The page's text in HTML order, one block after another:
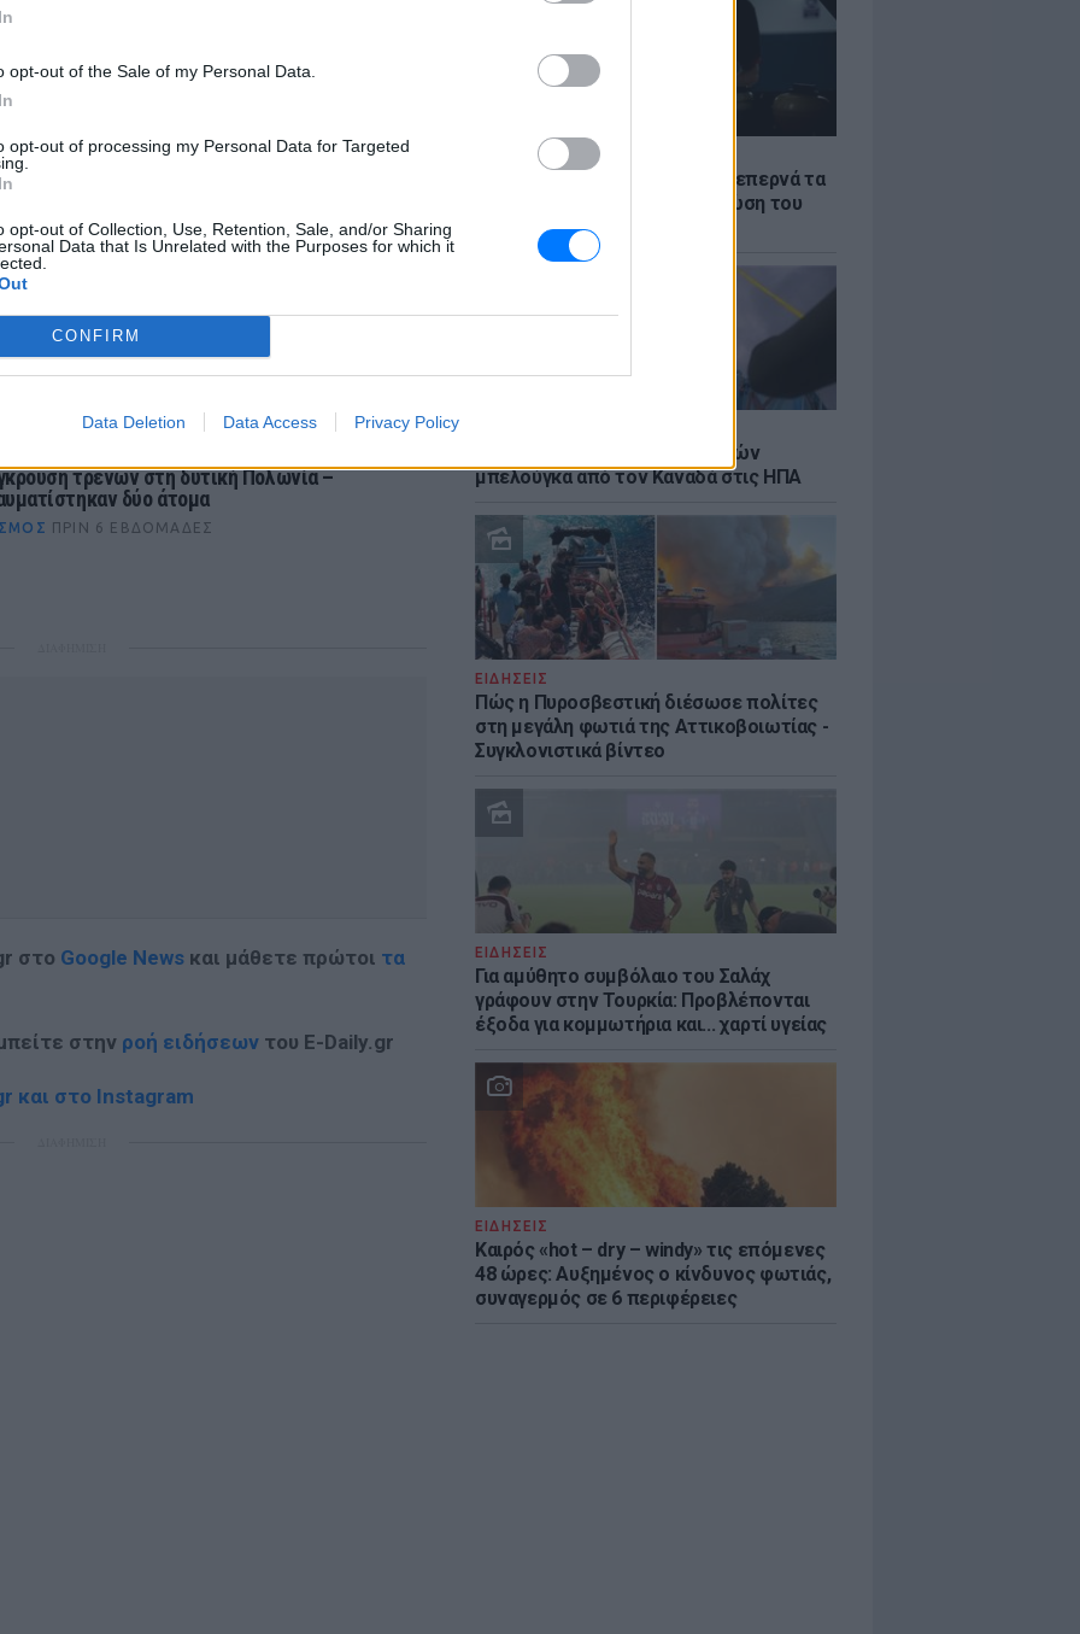
opt-out of the Sale of my Personal Data.
opt-out of processing my Personal Data for Targeted
opt-out of Collection, Use, Retention, Sale, and/or Sharing
Data that Is Unrelated with the Purposes for which it
CONFIRM
Data Deletion Data Access Privacy Policy
ΕΙΔΗΣΕΙΣ
Καύσιμα «φωτιά»: Η βενζίνη ξεπερνά τα
2 ευρώ το λίτρο παρά την πτώση του
αργού πετρελαίου διεθνώς
Ιστορική μεταφορά 30 φαλαινών
μπελούγκα από τον Καναδά στις ΗΠΑ
ΕΙΔΗΣΕΙΣ
Πώς η Πυροσβεστική διέσωσε πολίτες
στη μεγάλη φωτιά της Αττικοβοιωτίας -
Συγκλονιστικά βίντεο
ΕΙΔΗΣΕΙΣ
Για αμύθητο συμβόλαιο του Σαλάχ
γράφουν στην Τουρκία: Προβλέπονται
έξοδα για κομμωτήρια και... χαρτί υγείας
ΕΙΔΗΣΕΙΣ
Καιρός «hot – dry – windy» τις επόμενες
48 ώρες: Αυξημένος ο κίνδυνος φωτιάς,
συναγερμός σε 6 περιφέρειες
αγάπη και διάθεση να βοηθά τους
και πάντα γεμάτος κέφι.
μας ζωής – το αγόρι που δεν μεγάλωνε
τραγωδία στην Ιταλία: Πατέρας
σύζυγο και γιο ‑ «Τους ξεφορτώθηκα»
τρένων στη δυτική Πολωνία –
δύο άτομα
ΠΡΙΝ 6 ΕΒΔΟΜΆΔΕΣ
στο Google News και μάθετε πρώτοι τα
στην ροή ειδήσεων του E-Daily.gr
και στο Instagram